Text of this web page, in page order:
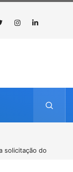
com